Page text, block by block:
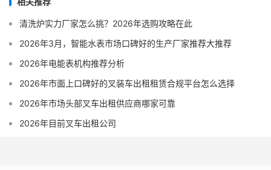
清洗炉实力厂家怎么挑？2026年选购攻略在此
2026年3月，智能水表市场口碑好的生产厂家推荐大推荐
2026年电能表机构推荐分析
2026年市面上口碑好的叉装车出租租赁合规平台怎么选择
2026年市场头部叉车出租供应商哪家可靠
2026年目前叉车出租公司